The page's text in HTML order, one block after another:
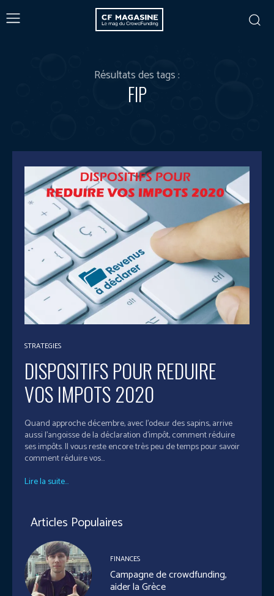
Résultats des tags :
FIP
STRATEGIES
DISPOSITIFS POUR REDUIRE
VOS IMPOTS 2020
Quand approche décembre, avec l’odeur des sapins, arrive
aussi l’angoisse de la déclaration d’impôt, comment réduire
ses impôts. Il vous reste encore très peu de temps pour savoir
comment réduire vos...
Lire la suite...
Articles Populaires
FINANCES
Campagne de crowdfunding,
aider la Grèce